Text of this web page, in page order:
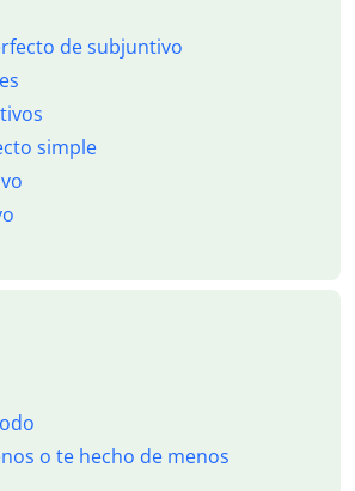
de subjuntivo
simple
o te hecho de menos